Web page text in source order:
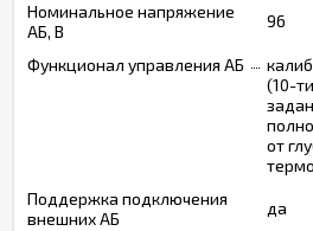
Номинальное напряжение
АБ, В
96
Функционал управления АБ
(10-
от
Поддержка подключения
внешних АБ
да